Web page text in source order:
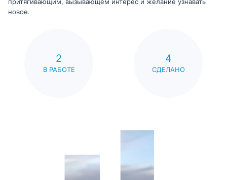
притягивающим, вызывающем интерес и желание узнавать
новое.
2
В РАБОТЕ
4
СДЕЛАНО